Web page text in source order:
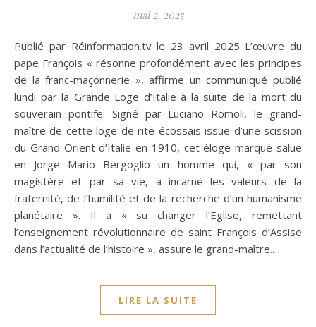
mai 2, 2025
Publié par Réinformation.tv le 23 avril 2025 L’œuvre du
pape François « résonne profondément avec les principes
de la franc-maçonnerie », affirme un communiqué publié
lundi par la Grande Loge d’Italie à la suite de la mort du
souverain pontife. Signé par Luciano Romoli, le grand-
maître de cette loge de rite écossais issue d’une scission
du Grand Orient d’Italie en 1910, cet éloge marqué salue
en Jorge Mario Bergoglio un homme qui, « par son
magistère et par sa vie, a incarné les valeurs de la
fraternité, de l’humilité et de la recherche d’un humanisme
planétaire ». Il a « su changer l’Eglise, remettant
l’enseignement révolutionnaire de saint François d’Assise
dans l’actualité de l’histoire », assure le grand-maître.…
LIRE LA SUITE